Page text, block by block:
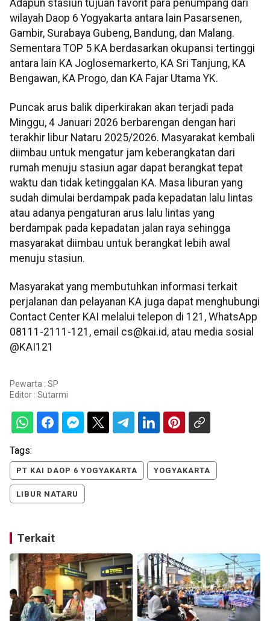
Adapun stasiun tujuan favorit para penumpang dari
wilayah Daop 6 Yogyakarta antara lain Pasarsenen,
Gambir, Surabaya Gubeng, Bandung, dan Malang.
Sementara TOP 5 KA berdasarkan okupansi tertinggi
antara lain KA Joglosemarkerto, KA Sri Tanjung, KA
Bengawan, KA Progo, dan KA Fajar Utama YK.
Puncak arus balik diperkirakan akan terjadi pada
Minggu, 4 Januari 2026 berbarengan dengan hari
terakhir libur Nataru 2025/2026. Masyarakat kembali
diimbau untuk mengatur jam keberangkatan dari
rumah menuju stasiun agar dapat berangkat tepat
waktu dan tidak ketinggalan KA. Masa liburan yang
sudah dimulai berdampak pada kepadatan lalu lintas
atau adanya pengaturan arus lalu lintas yang
berdampak pada kepadatan jalan raya sehingga
masyarakat diimbau untuk berangkat lebih awal
menuju stasiun.
Masyarakat yang membutuhkan informasi terkait
perjalanan dan pelayanan KA juga dapat menghubungi
Contact Center KAI melalui telepon di 121, WhatsApp
08111-2111-121, email cs@kai.id, atau media sosial
@KAI121
Pewarta : SP
Editor : Sutarmi
Tags:
PT KAI DAOP 6 YOGYAKARTA YOGYAKARTA
LIBUR NATARU
Terkait